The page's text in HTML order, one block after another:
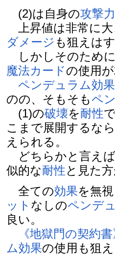
(2)は自身の攻撃
上昇値は非常に
ダメージ も狙えは
しかしそのため
魔法カードの使用
ペンデュラム効果
のの、そもそもペ
(1)の破壊を耐性
こまで展開するな
えられる。
どちらかと言え
似的な耐性と見た
全ての効果を無
ット なしのペンデ
良い。
《地獄門の契約
ム効果の使用も狙